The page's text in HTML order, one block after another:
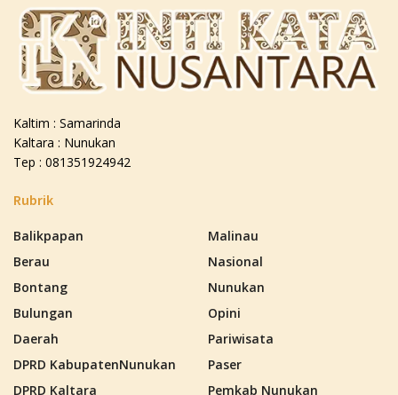
Kaltim : Samarinda
Kaltara : Nunukan
Tep : 081351924942
Rubrik
Balikpapan
Berau
Bontang
Bulungan
Daerah
DPRD KabupatenNunukan
DPRD Kaltara
Malinau
Nasional
Nunukan
Opini
Pariwisata
Paser
Pemkab Nunukan